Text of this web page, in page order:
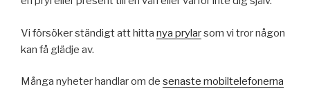
Vi försöker ständigt att hitta nya prylarsom vi tror någon
kan få glädje av.
Många nyheter handlar om de senaste mobiltelefonerna